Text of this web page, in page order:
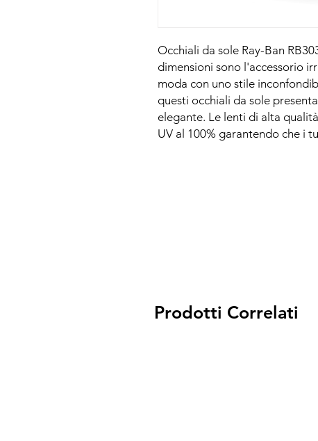
Occhiali da sole Ray-Ban
dimensioni sono l'accessorio
moda con uno stile
questi occhiali da sole
elegante. Le lenti di alta
UV al 100% garantendo che i
Prodotti Correlati